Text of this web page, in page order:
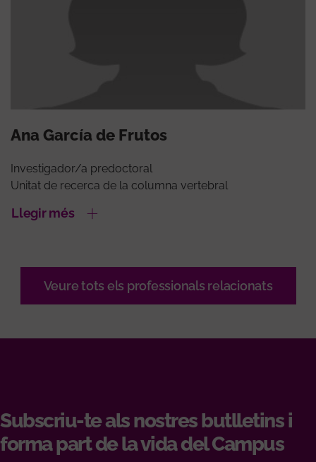
Ana García de Frutos
Investigador/a predoctoral
Unitat de recerca de la columna vertebral
Llegir més
Veure tots els professionals relacionats
Subscriu-te als nostres butlletins i
forma part de la vida del Campus